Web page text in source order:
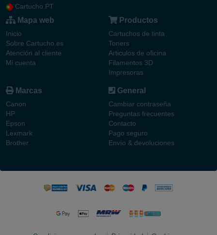
Cartucho.PT
Mapa web
Inicio
Sobre Cartucho.es
Atención al cliente
Mi cuenta
Productos
Cartuchos de tinta
Toners
Articulos de oficina
Filamentos 3D
Impresoras
Marcas
Canon
HP
Epson
Lexmark
Brother
General
Cambiar contraseña
Preguntas frecuentes
Contacto
Pago seguro
Envío & devoluciones